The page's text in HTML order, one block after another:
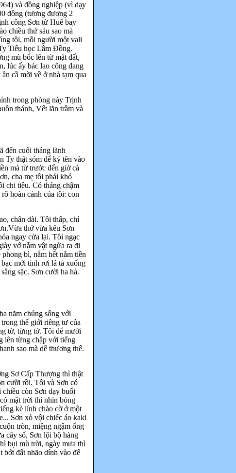
và đồng nghiệp (vì dạy
đồng (tương đương 2
công Sơn từ Huế bay
chiều thứ sáu sao mà
tôi, mỗi người một vali
Tiểu học Lâm Đồng.
mù bốc lên từ mặt đất,
lúc ấy bác lao công đang
cầ mời về ở nhà tạm qua
trong phòng này Trịnh
thánh, Vết lăn trầm và
đến cuối tháng lãnh
Ty thật sóm để ký tên vào
mà từ trước đến giờ cá
cha mẹ tôi phải khó
chi tiêu. Có tháng chậm
hoàn cảnh của tôi: con
chân dài. Tôi thấp, chỉ
thở vừa kêu Sơn
ngay cửa lại. Tôi ngạc
vớ nằm vật ngửa ra đi
bì, nắm hết nắm tiền
mới tinh rơi lả tả xuống
sặc. Sơn cười ha hả.
năm chúng sống với
thế giới riêng tư của
tờ, từng tờ. Tôi để mười
lên từng chập với tiếng
sao mà dễ thương thế.
Sơ Cấp Thượng thì thật
cười rồi. Tôi và Sơn có
còn Sơn dạy buổi
mặt trời thì nhìn bóng
kè lính chào cờ ở một
Sơn xỏ vội chiếc áo kaki
tròn, miệng ngậm ống
cây số, Sơn lội bộ hàng
bụi mù trời, ngày mưa thì
bớt đất nhão dính vào đế